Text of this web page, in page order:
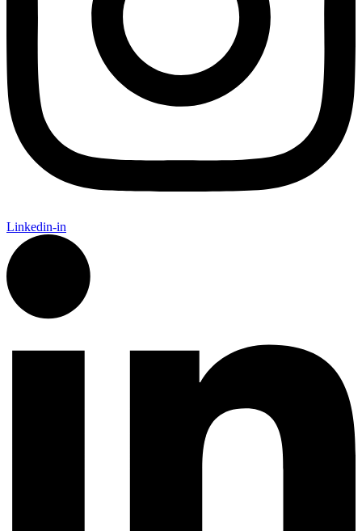
Linkedin-in